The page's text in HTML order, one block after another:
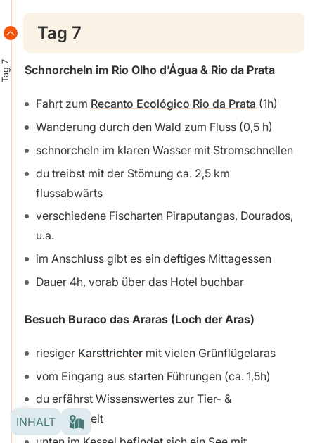
Tag 7
Tag 7
Schnorcheln im Rio Olho d’Água & Rio da Prata
Fahrt zum Recanto Ecológico Rio da Prata (1h)
Wanderung durch den Wald zum Fluss (0,5 h)
schnorcheln im klaren Wasser mit Stromschnellen
du treibst mit der Stömung ca. 2,5 km
flussabwärts
verschiedene Fischarten Piraputangas, Dourados,
u.a.
im Anschluss gibt es ein deftiges Mittagessen
Dauer 4h, vorab über das Hotel buchbar
Besuch Buraco das Araras (Loch der Aras)
riesiger Karsttrichtermit vielen Grünflügelaras
vom Eingang aus starten Führungen (ca. 1,5h)
du erfährst Wissenswertes zur Tier- &
Pflanzenwelt
INHALT